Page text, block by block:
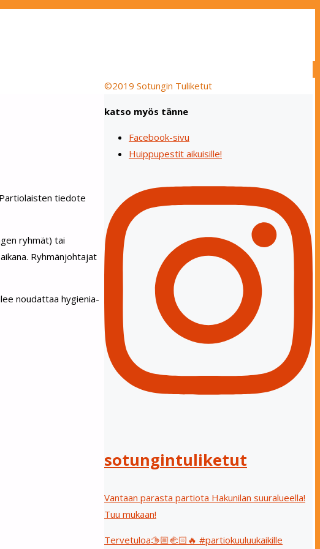
tiedote
ryhmät) tai
Ryhmänjohtajat
noudattaa hygienia-
katso myös tänne
Facebook-sivu
Huippupestit aikuisille!
sotungintuliketut
Vantaan parasta partiota Hakunilan suuralueella!
Tuu mukaan!
Tervetuloa🫱🏼‍🫲🏻🔥 #partiokuuluukaikille
©2019 Sotungin Tuliketut